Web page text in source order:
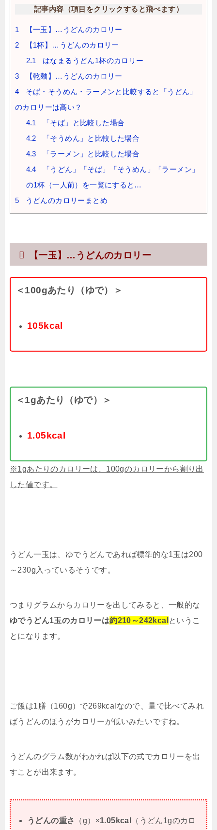
記事内容（項目をクリックすると飛べます）
1 【一玉】…うどんのカロリー
2 【1杯】…うどんのカロリー
2.1
はなまるうどん1杯のカロリー
3 【乾麺】…うどんのカロリー
4 そば・そうめん・ラーメンと比較すると「うどん」
のカロリーは高い？
4.1
「そば」と比較した場合
4.2 「そうめん」と比較した場合
4.3 「ラーメン」と比較した場合
4.4 「うどん」「そば」「そうめん」「ラーメン」
の1杯（一人前）を一覧にすると…
5 うどんのカロリーまとめ
【一玉】…うどんのカロリー
＜100gあたり（ゆで）＞
105kcal
＜1gあたり（ゆで）＞
1.05kcal
※1gあたりのカロリーは、100gのカロリーから割り出
した値です。
うどん一玉は、ゆでうどんであれば標準的な1玉は200
～230g入っているそうです。
つまりグラムからカロリーを出してみると、一般的な
ゆでうどん1玉のカロリーは約210～242kcal というこ
とになります。
ご飯は1膳（160g）で269kcalなので、量で比べてみれ
ばうどんのほうがカロリーが低いみたいですね。
うどんのグラム数がわかれば以下の式でカロリーを出
すことが出来ます。
うどんの重さ （g）×1.05kcal
（うどん1gのカロ